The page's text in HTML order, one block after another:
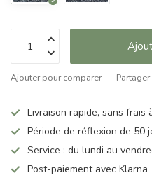
Ajouter pour comparer
Livraison rapide, sans frais
Période de réflexion de 50
Service : du lundi au
Post-paiement avec Klarna